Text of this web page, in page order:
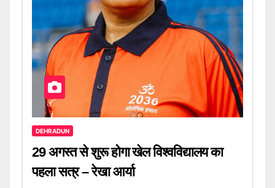
DEHRADUN
29 अगस्त से शुरू होगा खेल विश्वविद्यालय का
पहला सत्र – रेखा आर्या